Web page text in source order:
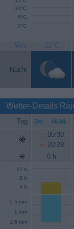
0°C
5°C
10°C
Min. 21°C
Nacht
Wetter-Details
Tag Do. 06.08.
05:30
20:28
6 h
4 h
8 h
12 h
0.5 mm
1 mm
1.5 mm